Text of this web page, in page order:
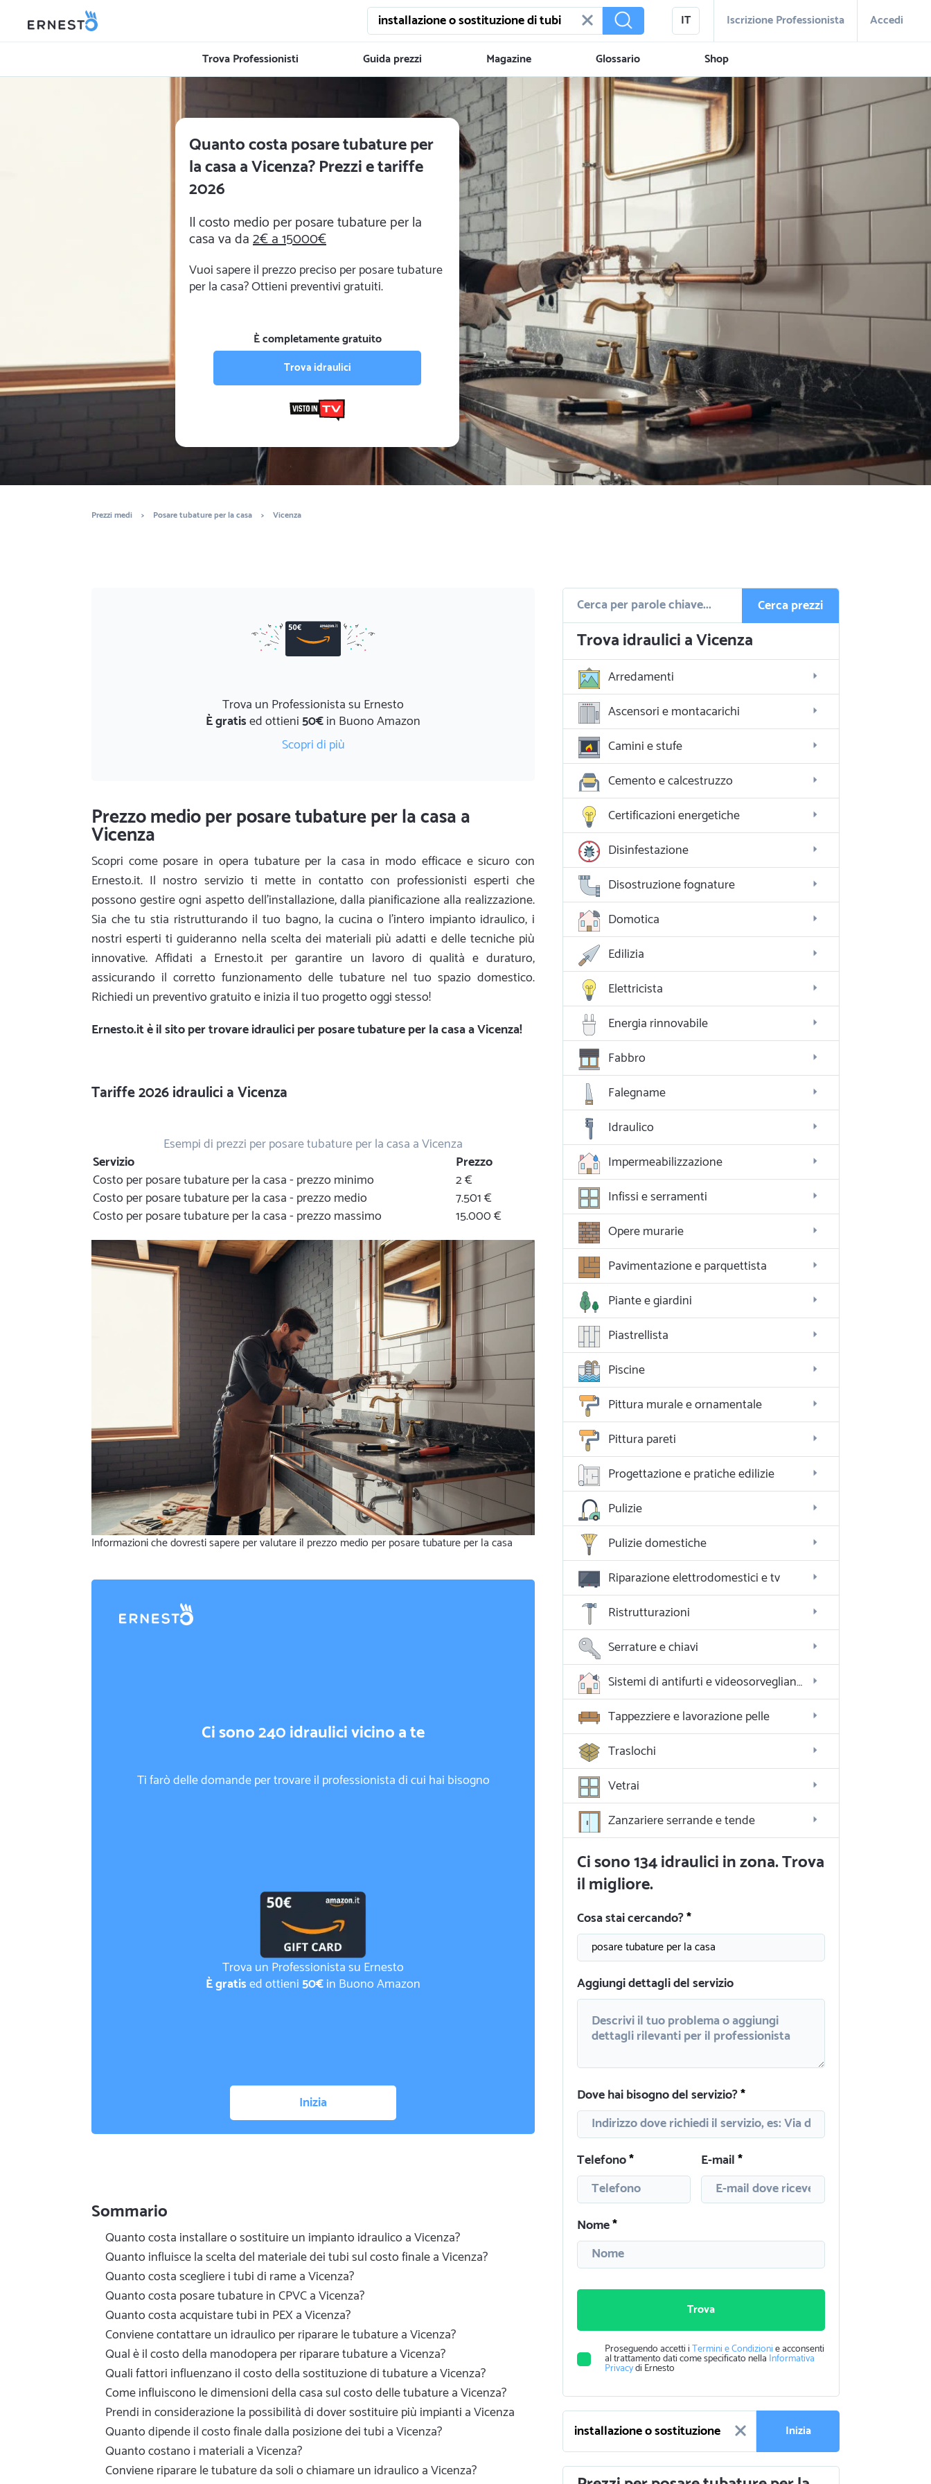
IT Iscrizione Professionista Accedi
Trova Professionisti Guida prezzi Magazine Glossario Shop
Quanto costa posare tubature per
la casa a Vicenza? Prezzi e tariffe
2026
Il costo medio per posare tubature per la
casa va da2€ a 15000€
Vuoi sapere il prezzo preciso per posare tubature
per la casa? Ottieni preventivi gratuiti.
È completamente gratuito
Trova idraulici
Prezzi medi > Posare tubature per la casa > Vicenza
Trova un Professionista su Ernesto
È gratised ottieni50€in Buono Amazon
Scopri di più
Prezzo medio per posare tubature per la casa a
Vicenza
Scopri come posare in opera tubature per la casa in modo efficace e sicuro con
Ernesto.it. Il nostro servizio ti mette in contatto con professionisti esperti che
possono gestire ogni aspetto dell'installazione, dalla pianificazione alla realizzazione.
Sia che tu stia ristrutturando il tuo bagno, la cucina o l'intero impianto idraulico, i
nostri esperti ti guideranno nella scelta dei materiali più adatti e delle tecniche più
innovative. Affidati a Ernesto.it per garantire un lavoro di qualità e duraturo,
assicurando il corretto funzionamento delle tubature nel tuo spazio domestico.
Richiedi un preventivo gratuito e inizia il tuo progetto oggi stesso!
Ernesto.itè il sito per trovare idraulici per posare tubature per la casa a Vicenza!
Tariffe 2026 idraulici a Vicenza
Esempi di prezzi per posare tubature per la casa a Vicenza
Servizio
Prezzo
Costo per posare tubature per la casa - prezzo minimo
2 €
Costo per posare tubature per la casa - prezzo medio
7.501 €
Costo per posare tubature per la casa - prezzo massimo
15.000 €
Informazioni che dovresti sapere per valutare il prezzo medio per posare tubature per la casa
Ci sono 240 idraulici vicino a te
Ti farò delle domande per trovare il professionista di cui hai bisogno
Trova un Professionista su Ernesto
È gratised ottieni50€in Buono Amazon
Inizia
Sommario
Quanto costa installare o sostituire un impianto idraulico a Vicenza?
Quanto influisce la scelta del materiale dei tubi sul costo finale a Vicenza?
Quanto costa scegliere i tubi di rame a Vicenza?
Quanto costa posare tubature in CPVC a Vicenza?
Quanto costa acquistare tubi in PEX a Vicenza?
Conviene contattare un idraulico per riparare le tubature a Vicenza?
Qual è il costo della manodopera per riparare tubature a Vicenza?
Quali fattori influenzano il costo della sostituzione di tubature a Vicenza?
Come influiscono le dimensioni della casa sul costo delle tubature a Vicenza?
Prendi in considerazione la possibilità di dover sostituire più impianti a Vicenza
Quanto dipende il costo finale dalla posizione dei tubi a Vicenza?
Quanto costano i materiali a Vicenza?
Conviene riparare le tubature da soli o chiamare un idraulico a Vicenza?
Cerca prezzi
Trova idraulici a Vicenza
Arredamenti
Ascensori e montacarichi
Camini e stufe
Cemento e calcestruzzo
Certificazioni energetiche
Disinfestazione
Disostruzione fognature
Domotica
Edilizia
Elettricista
Energia rinnovabile
Fabbro
Falegname
Idraulico
Impermeabilizzazione
Infissi e serramenti
Opere murarie
Pavimentazione e parquettista
Piante e giardini
Piastrellista
Piscine
Pittura murale e ornamentale
Pittura pareti
Progettazione e pratiche edilizie
Pulizie
Pulizie domestiche
Riparazione elettrodomestici e tv
Ristrutturazioni
Serrature e chiavi
Sistemi di antifurti e videosorveglianza
Tappezziere e lavorazione pelle
Traslochi
Vetrai
Zanzariere serrande e tende
Ci sono 134 idraulici in zona. Trova
il migliore.
Cosa stai cercando?
Aggiungi dettagli del servizio
Dove hai bisogno del servizio?
Telefono E-mail
Nome
Trova
Proseguendo accetti iTermini e Condizionie acconsenti
al trattamento dati come specificato nella Informativa
Privacydi Ernesto
Inizia